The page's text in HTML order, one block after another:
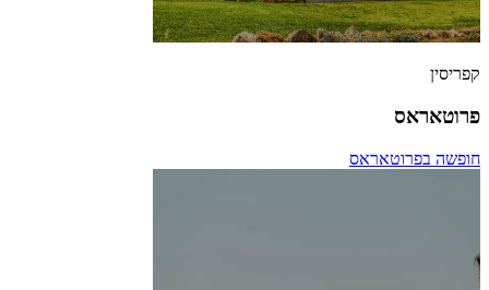
קפריסין
פרוטאראס
חופשה בפרוטאראס